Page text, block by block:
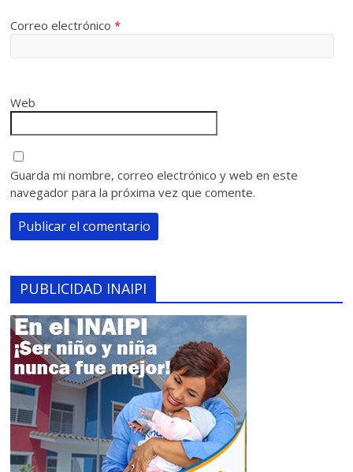
Correo electrónico*
Web
Guarda mi nombre, correo electrónico y web en este
navegador para la próxima vez que comente.
PUBLICIDAD INAIPI